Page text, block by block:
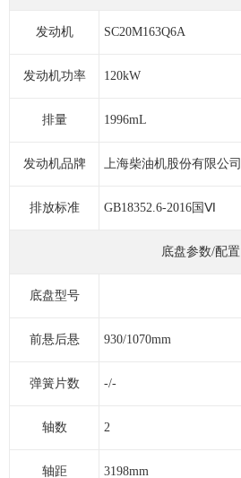
发动机 SC20M163Q6A
发动机功率 120kW
排量 1996mL
发动机品牌 上海柴油机股份有限公司
排放标准 GB18352.6-2016国Ⅵ
底盘参数/配置
底盘型号
前悬后悬 930/1070mm
弹簧片数 -/-
轴数 2
轴距 3198mm